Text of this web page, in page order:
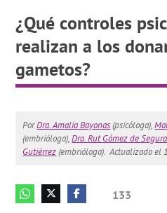
¿Qué controles
realizan a los
gametos?
PorDra. Amalia Bayonas(psicóloga),
(embrióloga),Dra. Rut Gómez de Segura
Gutiérrez(embrióloga). Actualizado el
133